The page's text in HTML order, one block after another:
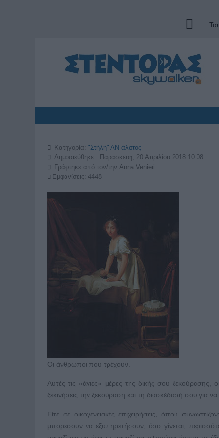
Κατηγορία: "Στήλη" ΑΝ-άλατος
Δημοσιεύθηκε : Παρασκευή, 20 Απριλίου 2018 10:08
Γράφτηκε από τον/την Anna Venieri
Εμφανίσεις: 4448
Οι άνθρωποι που τρέχουν.
Αυτές τις «άγιες» μέρες της δικής σου
ξεκινήσεις την ξεκούραση και τη διασκέδασή σου για να
Είτε σε οικογενειακές επιχειρήσεις, όπου
μπορέσουν να εξυπηρετήσουν, όσο γίνεται,